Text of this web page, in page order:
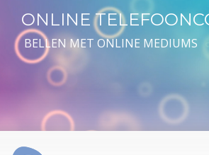
ONLINE
BELLEN MET ONLINE MEDIUMS